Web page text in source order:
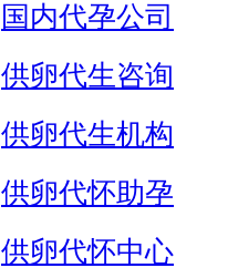
国内代孕公司
供卵代生咨询
供卵代生机构
供卵代怀助孕
供卵代怀中心